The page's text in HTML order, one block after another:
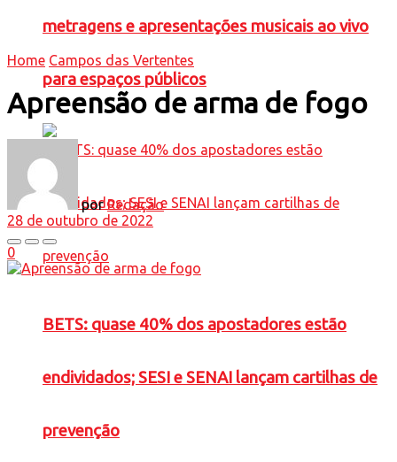
metragens e apresentações musicais ao vivo
para espaços públicos
BETS: quase 40% dos apostadores estão
endividados; SESI e SENAI lançam cartilhas de
prevenção
Home Campos das Vertentes
Apreensão de arma de fogo
por Redação
28 de outubro de 2022
0